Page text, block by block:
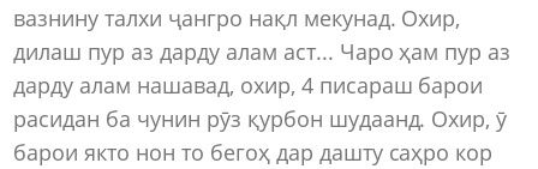
вазнину талхи ҷангро нақл мекунад. Охир,
дилаш пур аз дарду алам аст... Чаро ҳам пур аз
дарду алам нашавад, охир, 4 писараш барои
расидан ба чунин рӯз қурбон шудаанд. Охир, ӯ
барои якто нон то бегоҳ дар дашту саҳро кор